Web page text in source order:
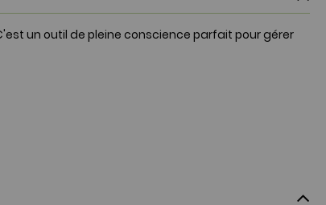
un outil de pleine conscience parfait pour gérer